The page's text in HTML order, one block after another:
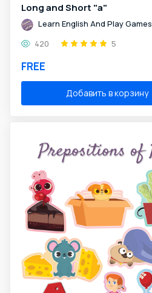
Long and Short "a"
Learn English And Play Games
420
5
FREE
Добавить в корзину